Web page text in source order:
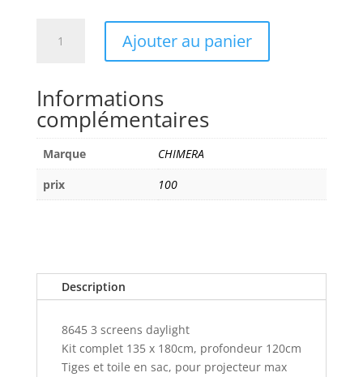
LARGE
Ajouter au panier
Informations
complémentaires
Marque
CHIMERA
prix
100
Description
8645 3 screens daylight
Kit complet 135 x 180cm, profondeur 120cm
Tiges et toile en sac, pour projecteur max